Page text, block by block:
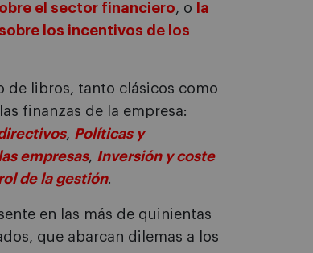
el sector financiero, o
la
los incentivos de los
de libros, tanto clásicos como
finanzas de la empresa:
, Políticas y
empresas, Inversión y coste
de la gestión.
en las más de quinientas
que abarcan dilemas a los